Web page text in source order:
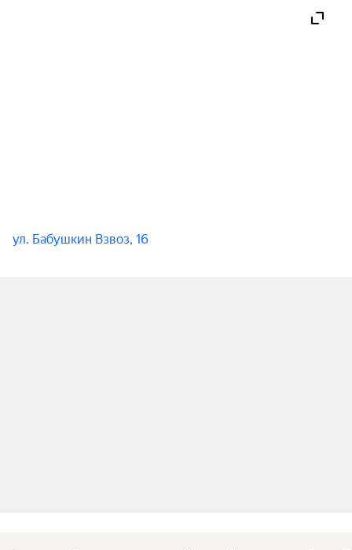
Романтическая история о двух влюблённых, чьи
ул. Бабушкин Взвоз, 16